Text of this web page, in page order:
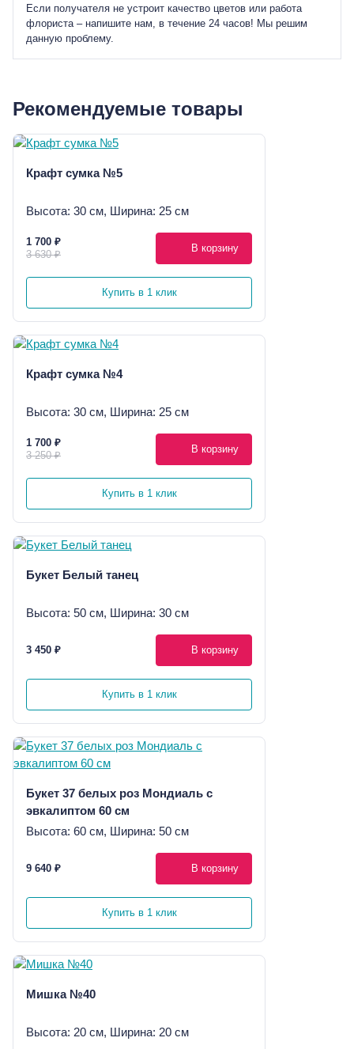
Если получателя не устроит качество цветов или работа
флориста – напишите нам, в течение 24 часов! Мы решим
данную проблему.
Рекомендуемые товары
Крафт сумка №5
Высота: 30 см, Ширина: 25 см
1 700 ₽
3 630 ₽
В корзину
Купить в 1 клик
Крафт сумка №4
Высота: 30 см, Ширина: 25 см
1 700 ₽
3 250 ₽
В корзину
Купить в 1 клик
Букет Белый танец
Высота: 50 см, Ширина: 30 см
3 450 ₽ В корзину
Купить в 1 клик
Букет 37 белых роз Мондиаль с
эвкалиптом 60 см
Высота: 60 см, Ширина: 50 см
9 640 ₽ В корзину
Купить в 1 клик
Мишка №40
Высота: 20 см, Ширина: 20 см